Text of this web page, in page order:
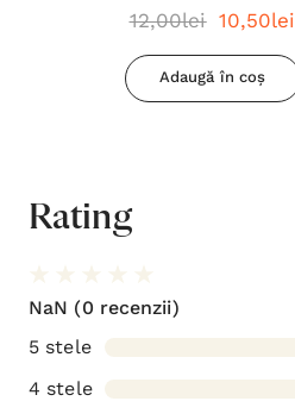
12,00lei 10,50lei
Adaugă în coș
Rating
NaN (0 recenzii)
5 stele
4 stele